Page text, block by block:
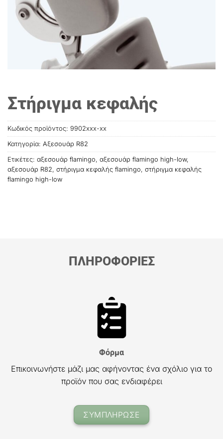
Στήριγμα κεφαλής
Κωδικός προϊόντος: 9902xxx-xx
Κατηγορία: Αξεσουάρ R82
Ετικέτες: αξεσουάρ flamingo, αξεσουάρ flamingo high-low,
αξεσουάρ R82, στήριγμα κεφαλής flamingo, στήριγμα κεφαλής
flamingo high-low
ΠΛΗΡΟΦΟΡΙΕΣ
Φόρμα
Επικοινωνήστε μάζι μας αφήνοντας ένα σχόλιο για το
προϊόν που σας ενδιαφέρει
ΣΥΜΠΛΗΡΩΣΕ